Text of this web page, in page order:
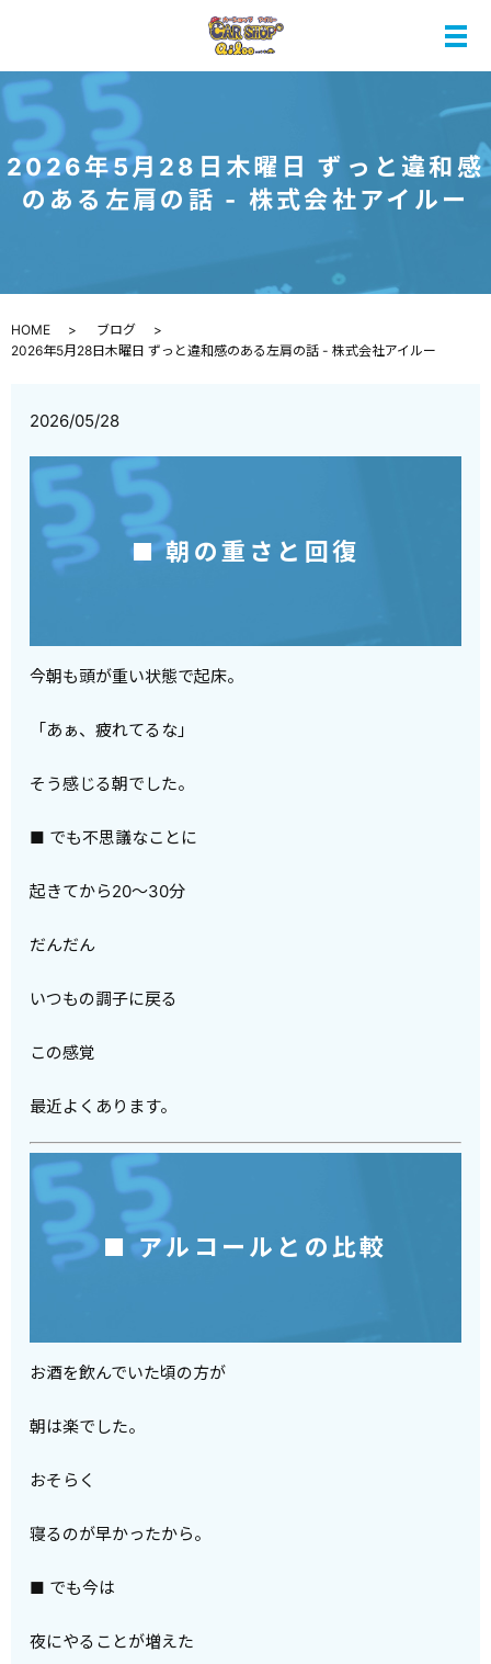
メ
2026年5月28日木曜日 ずっと違和感
のある左肩の話 - 株式会社アイルー
HOME
ブログ
2026年5月28日木曜日 ずっと違和感のある左肩の話 - 株式会社アイルー
2026/05/28
■ 朝の重さと回復
今朝も頭が重い状態で起床。
「あぁ、疲れてるな」
そう感じる朝でした。
■ でも不思議なことに
起きてから20〜30分
だんだん
いつもの調子に戻る
この感覚
最近よくあります。
■ アルコールとの比較
お酒を飲んでいた頃の方が
朝は楽でした。
おそらく
寝るのが早かったから。
■ でも今は
夜にやることが増えた